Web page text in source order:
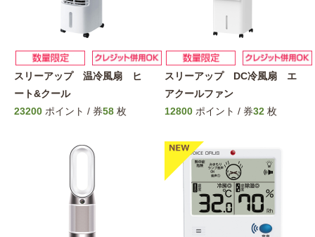
スリーアップ 温冷風扇 ヒ
ート&クール
23200 ポイント / 券58 枚
スリーアップ DC冷風扇 エ
アクールファン
12800 ポイント / 券32 枚